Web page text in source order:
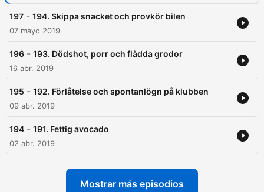
197 - 194. Skippa snacket och provkör bilen
07 mayo 2019
196 - 193. Dödshot, porr och flådda grodor
16 abr. 2019
195 - 192. Förlåtelse och spontanlögn på klubben
09 abr. 2019
194 - 191. Fettig avocado
02 abr. 2019
Mostrar más episodios